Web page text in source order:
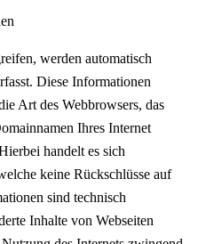
werden automatisch
Diese Informationen
Art des Webbrowsers, das
Ihres Internet
handelt es sich
keine Rückschlüsse auf
sind technisch
Inhalte von Webseiten